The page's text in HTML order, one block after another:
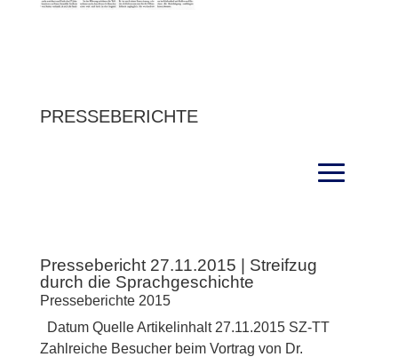
PRESSEBERICHTE
Pressebericht 27.11.2015 | Streifzug
durch die Sprachgeschichte
Presseberichte 2015
Datum Quelle Artikelinhalt 27.11.2015 SZ-TT
Zahlreiche Besucher beim Vortrag von Dr.